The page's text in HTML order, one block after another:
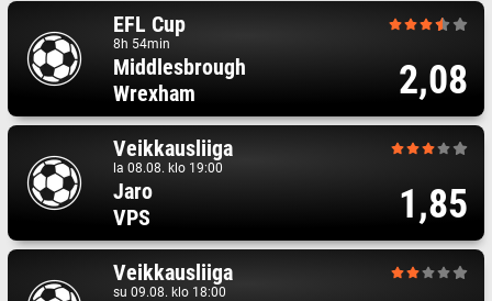
EFL Cup
8h 54min
Middlesbrough
Wrexham
2,08
Veikkausliiga
la 08.08. klo 19:00
Jaro
VPS
1,85
Veikkausliiga
su 09.08. klo 18:00